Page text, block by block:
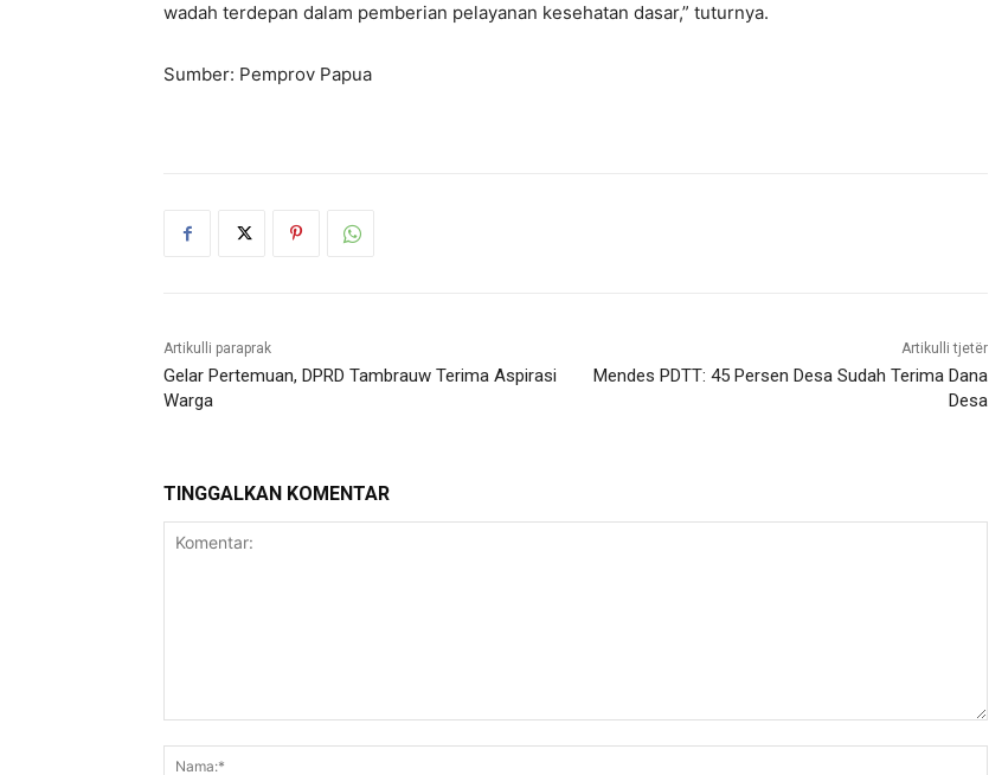
wadah terdepan dalam pemberian pelayanan kesehatan dasar,” tuturnya.
Sumber: Pemprov Papua
Artikulli paraprak
Gelar Pertemuan, DPRD Tambrauw Terima Aspirasi
Warga
Artikulli tjetër
Mendes PDTT: 45 Persen Desa Sudah Terima Dana
Desa
TINGGALKAN KOMENTAR